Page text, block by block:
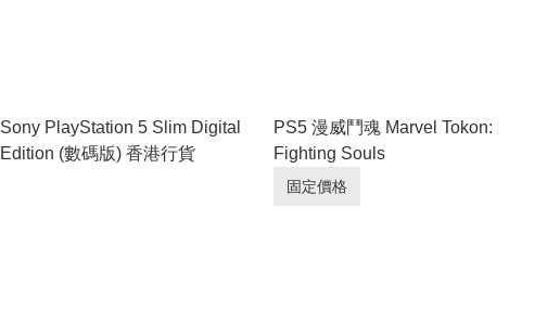
Sony PlayStation 5 Slim Digital
Edition (數碼版) 香港行貨
PS5 漫威鬥魂 Marvel Tokon:
Fighting Souls
固定價格